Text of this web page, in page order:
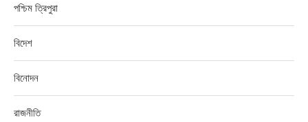
পশ্চিম ত্রিপুরা
বিদেশ
বিনোদন
রাজনীতি